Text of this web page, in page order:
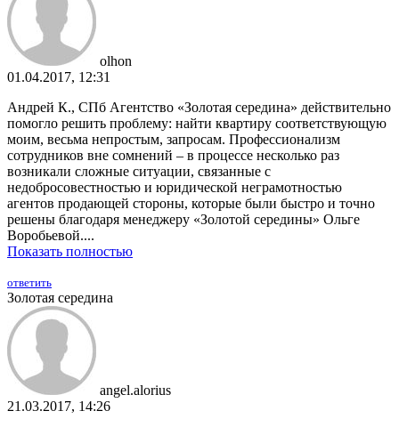
olhon
01.04.2017, 12:31
Андрей К., СПб Агентство «Золотая середина» действительно
помогло решить проблему: найти квартиру соответствующую
моим, весьма непростым, запросам. Профессионализм
сотрудников вне сомнений – в процессе несколько раз
возникали сложные ситуации, связанные с
недобросовестностью и юридической неграмотностью
агентов продающей стороны, которые были быстро и точно
решены благодаря менеджеру «Золотой середины» Ольге
Воробьевой....
Показать полностью
ответить
Золотая середина
angel.alorius
21.03.2017, 14:26